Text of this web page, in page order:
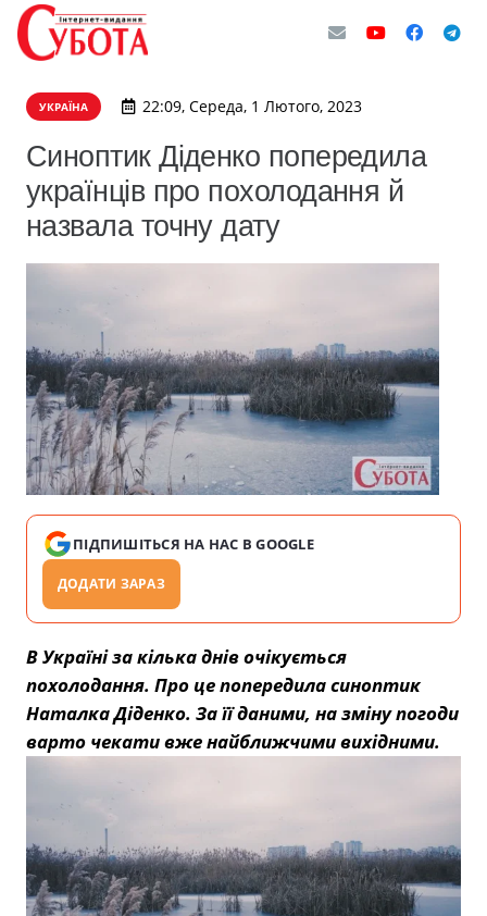
УКРАЇНА 22:09, Середа, 1 Лютого, 2023
Синоптик Діденко попередила
українців про похолодання й
назвала точну дату
ПІДПИШІТЬСЯ НА НАС В GOOGLE
ДОДАТИ ЗАРАЗ
В Україні за кілька днів очікується
похолодання. Про це попередила синоптик
Наталка Діденко. За її даними, на зміну погоди
варто чекати вже найближчими вихідними.